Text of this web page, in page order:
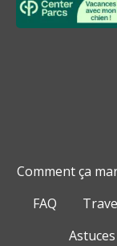
Comment ça
FAQ